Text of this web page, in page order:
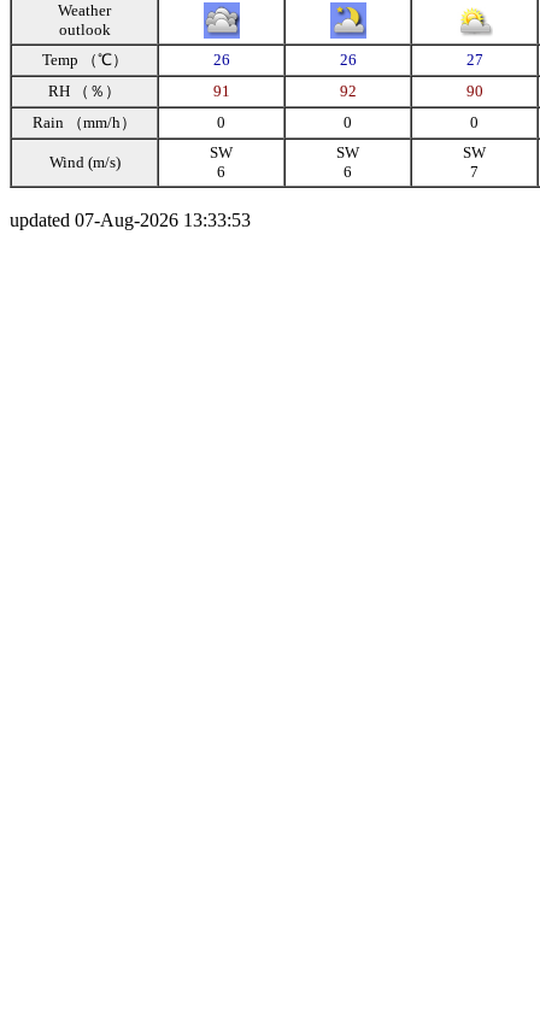
Weather
outlook
Temp （℃）
26 26
27
RH （％）
91 92
90
Rain （mm/h）
0 0 0
Wind (m/s)
SW
6
SW
6
SW
7
updated 07-Aug-2026 13:33:53